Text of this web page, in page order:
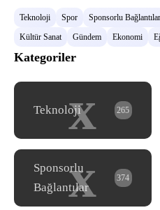
Teknoloji Spor Sponsorlu Bağlantılar
Kültür Sanat
Gündem Ekonomi
Kategoriler
x
Teknoloji 265
x
Sponsorlu
Bağlantılar
374